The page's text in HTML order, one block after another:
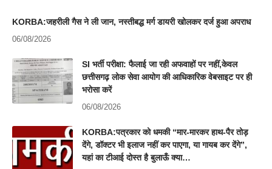
KORBA:जहरीली गैस ने ली जान, नस्तीबद्ध मर्ग डायरी खोलकर दर्ज हुआ अपराध
06/08/2026
SI भर्ती परीक्षा: फैलाई जा रही अफवाहों पर नहीं,केवल
छत्तीसगढ़ लोक सेवा आयोग की आधिकारिक वेबसाइट पर ही
भरोसा करें
06/08/2026
KORBA:पत्रकार को धमकी “मार-मारकर हाथ-पैर तोड़
देंगे, डॉक्टर भी इलाज नहीं कर पाएगा, या गायब कर देंगे”,
यहां का टीआई दोस्त है बुलाऊँ क्या…